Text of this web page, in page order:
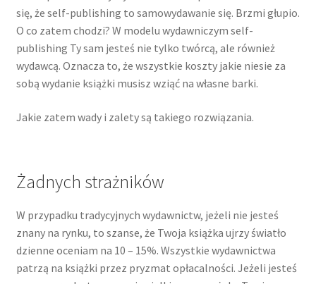
się, że self-publishing to samowydawanie się. Brzmi głupio.
O co zatem chodzi? W modelu wydawniczym self-
publishing Ty sam jesteś nie tylko twórcą, ale również
wydawcą. Oznacza to, że wszystkie koszty jakie niesie za
sobą wydanie książki musisz wziąć na własne barki.
Jakie zatem wady i zalety są takiego rozwiązania.
Żadnych strażników
W przypadku tradycyjnych wydawnictw, jeżeli nie jesteś
znany na rynku, to szanse, że Twoja książka ujrzy światło
dzienne oceniam na 10 – 15%. Wszystkie wydawnictwa
patrzą na książki przez pryzmat opłacalności. Jeżeli jesteś